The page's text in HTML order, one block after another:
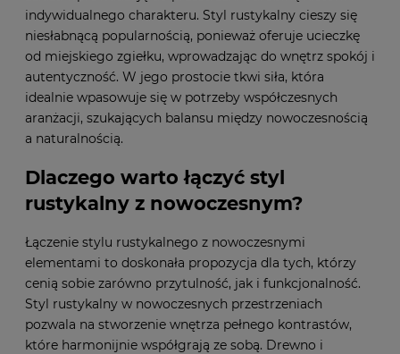
indywidualnego charakteru. Styl rustykalny cieszy się
niesłabnącą popularnością, ponieważ oferuje ucieczkę
od miejskiego zgiełku, wprowadzając do wnętrz spokój i
autentyczność. W jego prostocie tkwi siła, która
idealnie wpasowuje się w potrzeby współczesnych
aranżacji, szukających balansu między nowoczesnością
a naturalnością.
Dlaczego warto łączyć styl
rustykalny z nowoczesnym?
Łączenie stylu rustykalnego z nowoczesnymi
elementami to doskonała propozycja dla tych, którzy
cenią sobie zarówno przytulność, jak i funkcjonalność.
Styl rustykalny w nowoczesnych przestrzeniach
pozwala na stworzenie wnętrza pełnego kontrastów,
które harmonijnie współgrają ze sobą. Drewno i